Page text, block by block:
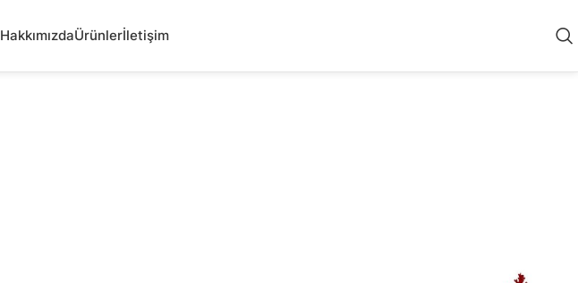
HakkımızdaÜrünlerİletişim